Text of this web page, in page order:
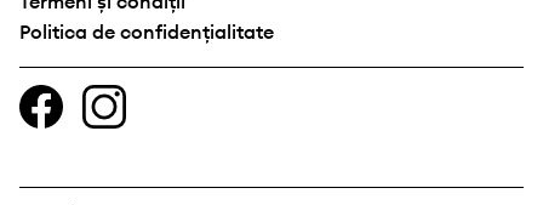
Politica de confidențialitate